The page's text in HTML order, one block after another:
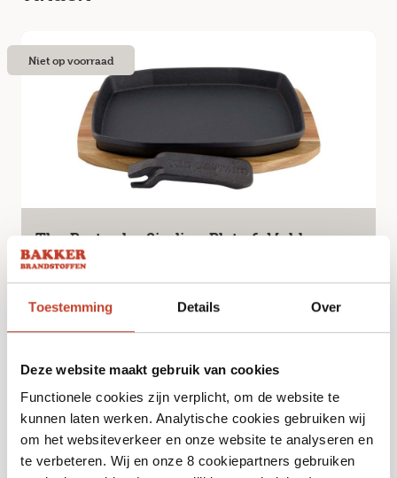
Toestemming Details Over
Deze website maakt gebruik van cookies
Functionele cookies zijn verplicht, om de website te
kunnen laten werken. Analytische cookies gebruiken wij
om het websiteverkeer en onze website te analyseren en
te verbeteren. Wij en onze 8 cookiepartners gebruiken
The Bastard – Sizzling Plate & Holder
21x28cm
€43,95
Niet op voorraad